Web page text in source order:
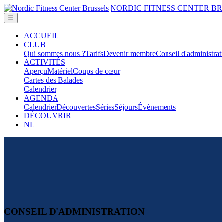
NORDIC FITNESS CENTER
ACCUEIL
CLUB
Qui sommes nous ?TarifsDevenir membreConseil
ACTIVITÉS
AperçuMatérielCoups de cœur
Cartes des Balades
Calendrier
AGENDA
CalendrierDécouvertesSériesSéjoursÉvènements
DÉCOUVRIR
NL
CONSEIL D'ADMINISTRATION